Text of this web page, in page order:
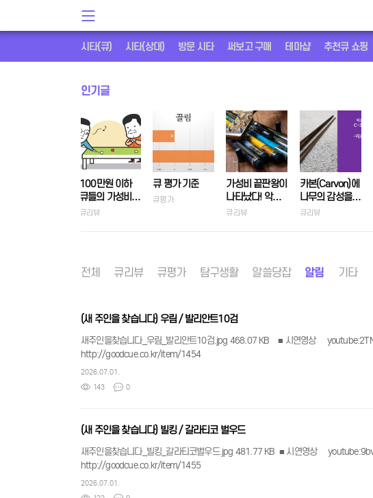
시타(큐) 시타(상대) 방문 시타 써보고 구매 테마샵 추천큐 쇼핑
인기글
100만원 이하
큐들의 가성비
집중탐구
큐리뷰
큐 평가 기준
큐평가
가성비 끝판왕이
나타났다! 악기
제조사의 실수,
큐리뷰
카본(Carvon)에
나무의 감성을
더하다 ( 빅본 C-
큐리뷰
전체 큐리뷰 큐평가 탐구생활 알쓸당잡 알림 기타
(새 주인을 찾습니다) 우림 / 발리안트10검
새주인을찾습니다_우림_발리안트10검.jpg 468.07 KB ■ 시연영상 youtube:2TNLQx1iOH0 ■ comment ​- 구성: 상대1, 하대1- 판매가, 무게, 길이 등 상세정보는 아래 링크
http://goodcue.co.kr/item/1454
2026.07.01.
143
0
(새 주인을 찾습니다) 빌킹 / 갈라티코 벌우드
새주인을찾습니다_빌킹_갈라티코벌우드.jpg 481.77 KB ■ 시연영상 youtube:9bvfyPFrZfQ ■ comment ​- 구성: 상대1, 하대1, 큐가방, 익스텐션- 판매가, 무게, 길이 등 상세정보는 아래 링크
http://goodcue.co.kr/item/1455
2026.07.01.